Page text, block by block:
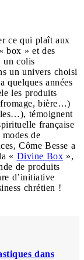
ce qui plaît aux
box » et des
un colis
un univers choisi
quelques années
les produits
fromage, bière…)
témoignent
française
de
Côme Besse a
« Divine Box »,
de produits
d’initiative
chrétien !
dans